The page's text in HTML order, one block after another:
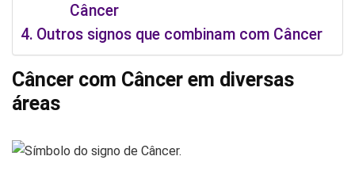
Câncer
Outros signos que combinam com Câncer
Câncer com Câncer em diversas
áreas